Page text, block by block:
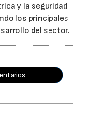
y la seguridad
los principales
del sector.